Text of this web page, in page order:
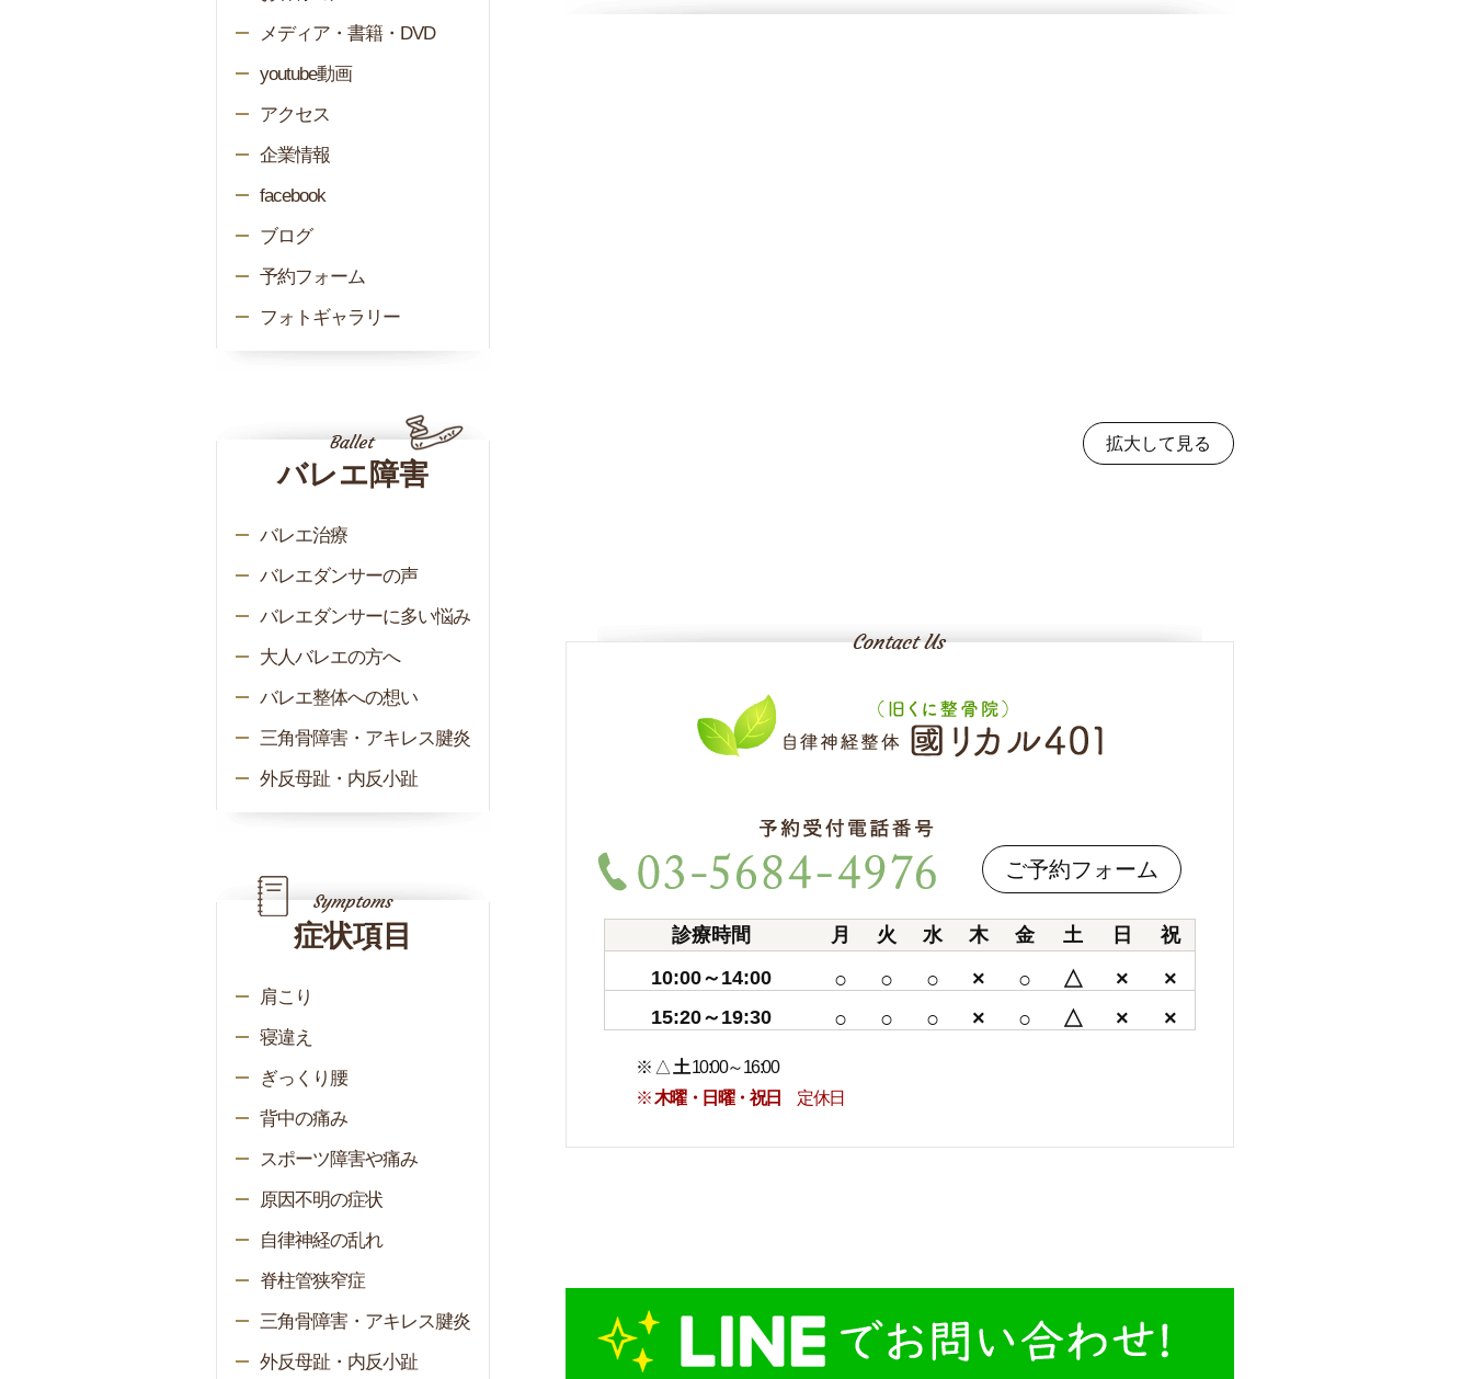
拡大して見る
ご予約フォーム
診療時間 月 火 水 木 金 土 日
祝
10:00～14:00
○ ○ ○ × ○ △ × ×
15:20～19:30 ○ ○ ○ × ○ △ × ×
※ △ 土10:00～16:00
※木曜・日曜・祝日 定休日
メディア・書籍・DVD
youtube動画
アクセス
企業情報
facebook
ブログ
予約フォーム
フォトギャラリー
バレエ障害
バレエ治療
バレエダンサーの声
バレエダンサーに多い悩み
大人バレエの方へ
バレエ整体への想い
三角骨障害・アキレス腱炎
外反母趾・内反小趾
症状項目
肩こり
寝違え
ぎっくり腰
背中の痛み
スポーツ障害や痛み
原因不明の症状
自律神経の乱れ
脊柱管狭窄症
三角骨障害・アキレス腱炎
外反母趾・内反小趾